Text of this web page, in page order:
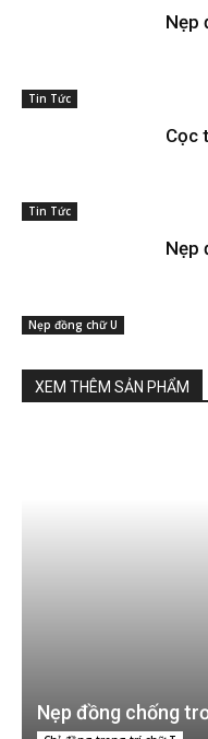
Tin Tức
Nẹp
Tin Tức
Cọc
Nẹp đồng chữ U
Nẹp
XEM THÊM SẢN PHẨM
Nẹp đồng chống